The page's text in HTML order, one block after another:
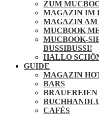
ZUM
MAGAZIN IM
MAGAZIN AM
MUCBOOK
MUCBOOK-
BUSSIBUSSI!
HALLO
GUIDE
MAGAZIN
BARS
BRAUEREIEN
CAFÉS